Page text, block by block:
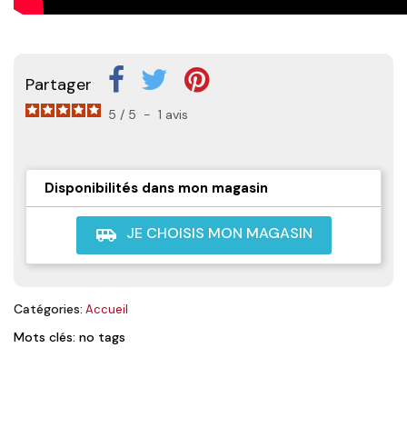
Partager
5 / 5 - 1 avis
Disponibilités dans mon magasin
airport_shuttle JE CHOISIS MON MAGASIN
Catégories: Accueil
Mots clés: no tags